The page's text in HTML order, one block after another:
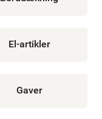
El-artikler
Gaver